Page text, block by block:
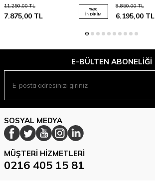
11.250,00TL
7.875,00 TL
%30
İNDIRIM
8.850,00TL
6.195,00TL
E-BÜLTEN ABONELIĞI
SOSYAL MEDYA
MÜŞTERI HIZMETLERI
0216 405 15 81